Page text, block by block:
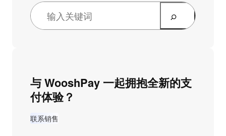
与 WooshPay 一起拥抱全新的支
付体验？
联系销售